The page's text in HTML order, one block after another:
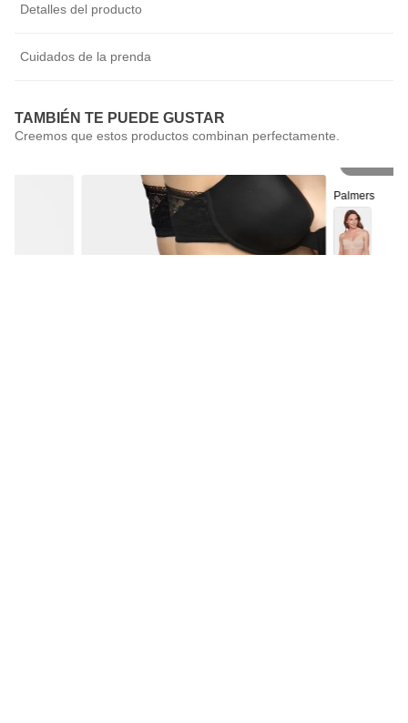
Detalles del producto
Cuidados de la prenda
TAMBIÉN TE PUEDE GUSTAR
Palmers